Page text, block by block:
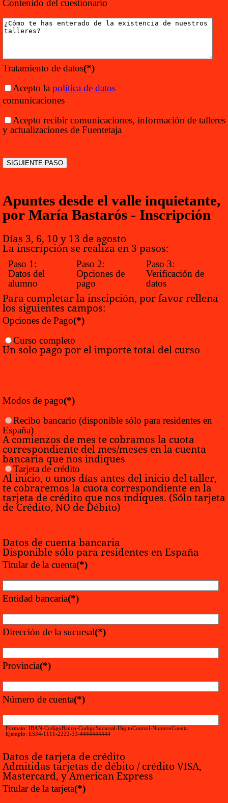
Contenido del cuestionario
Tratamiento de datos(*)
Acepto la política de datos
comunicaciones
Acepto recibir comunicaciones, información de talleres
y actualizaciones de Fuentetaja
Apuntes desde el valle inquietante,
por María Bastarós - Inscripción
Días 3, 6, 10 y 13 de agosto
La inscripción se realiza en 3 pasos:
Paso 1:
Datos del
alumno
Paso 2:
Opciones de
pago
Paso 3:
Verificación de
datos
Para completar la inscipción, por favor rellena
los siguientes campos:
Opciones de Pago(*)
Curso completo
Un solo pago por el importe total del curso
Modos de pago(*)
Recibo bancario (disponible sólo para residentes en
España)
A comienzos de mes te cobramos la cuota
correspondiente del mes/meses en la cuenta
bancaria que nos indiques
Tarjeta de crédito
Al inicio, o unos días antes del inicio del taller,
te cobraremos la cuota correspondiente en la
tarjeta de crédito que nos indiques. (Sólo tarjeta
de Crédito, NO de Débito)
Datos de cuenta bancaria
Disponible sólo para residentes en España
Titular de la cuenta(*)
Entidad bancaria(*)
Dirección de la sucursal(*)
Provincia(*)
Número de cuenta(*)
Formato: IBAN-CodigoBanco-CodigoSucursal-DigitoControl-NumeroCuenta
Ejemplo: ES34-1111-2222-33-4444444444
Datos de tarjeta de crédito
Admitidas tarjetas de débito / crédito VISA,
Mastercard, y American Express
Titular de la tarjeta(*)